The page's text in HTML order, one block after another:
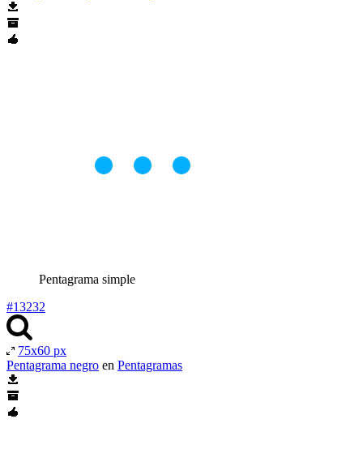
Pentagrama simple
#13232
75x60 px
Pentagrama negro en Pentagramas